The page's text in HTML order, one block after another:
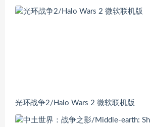
光环战争2/Halo Wars 2 微软联机版